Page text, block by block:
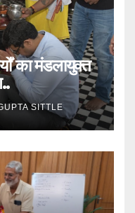
का मंडलायुक्त
SITTLE